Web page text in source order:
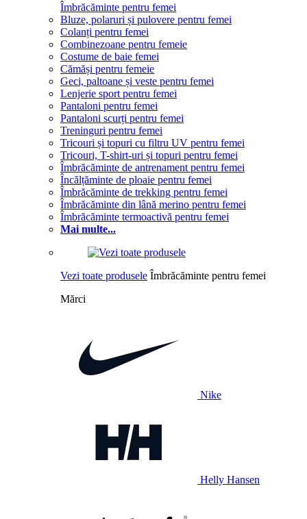
Îmbrăcăminte pentru femei
Bluze, polaruri și pulovere pentru femei
Colanți pentru femei
Combinezoane pentru femeie
Costume de baie femei
Cămăși pentru femeie
Geci, paltoane și veste pentru femei
Lenjerie sport pentru femei
Pantaloni pentru femei
Pantaloni scurți pentru femei
Treninguri pentru femei
Tricouri și topuri cu filtru UV pentru femei
Tricouri, T-shirt-uri și topuri pentru femei
Îmbrăcăminte de antrenament pentru femei
Încălțăminte de ploaie pentru femei
Îmbrăcăminte de trekking pentru femei
Îmbrăcăminte din lână merino pentru femei
Îmbrăcăminte termoactivă pentru femei
Mai multe...
Vezi toate produsele Îmbrăcăminte pentru femei
Mărci
Nike
Helly Hansen